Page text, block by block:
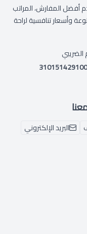
تجارية بخبرة 50 عاما تقدم أفضل المفارش، المراتب
وأسعار تنافسية لراحة
الضريبي
البريد الإلكتروني